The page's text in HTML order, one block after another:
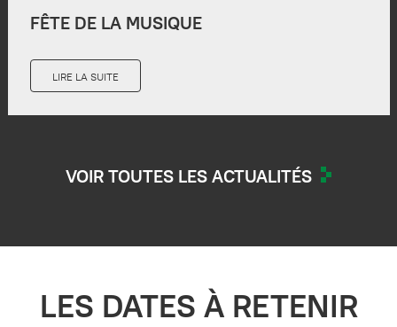
FÊTE DE LA MUSIQUE
LIRE LA SUITE
VOIR TOUTES LES ACTUALITÉS
LES DATES À RETENIR